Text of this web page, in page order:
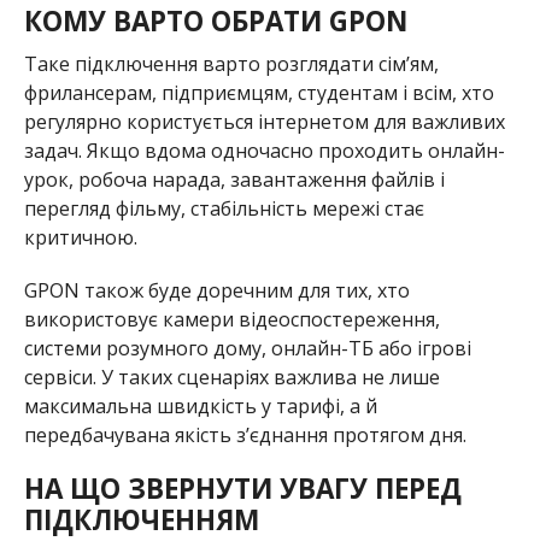
КОМУ ВАРТО ОБРАТИ GPON
Таке підключення варто розглядати сім’ям,
фрилансерам, підприємцям, студентам і всім, хто
регулярно користується інтернетом для важливих
задач. Якщо вдома одночасно проходить онлайн-
урок, робоча нарада, завантаження файлів і
перегляд фільму, стабільність мережі стає
критичною.
GPON також буде доречним для тих, хто
використовує камери відеоспостереження,
системи розумного дому, онлайн-ТБ або ігрові
сервіси. У таких сценаріях важлива не лише
максимальна швидкість у тарифі, а й
передбачувана якість з’єднання протягом дня.
НА ЩО ЗВЕРНУТИ УВАГУ ПЕРЕД
ПІДКЛЮЧЕННЯМ